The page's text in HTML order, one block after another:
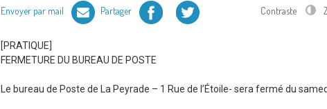
Envoyer par mail Partager Facebook Twitter Contraste
[PRATIQUE]
FERMETURE DU BUREAU DE POSTE
Le bureau de Poste de La Peyrade – 1 Rue de l’Étoile- sera fermé du